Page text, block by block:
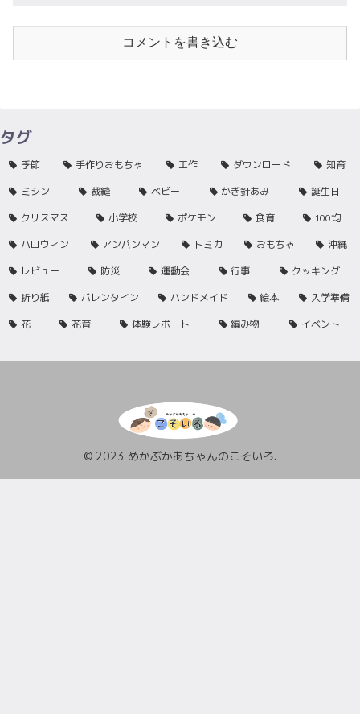
コメントを書き込む
タグ
季節 手作りおもちゃ 工作 ダウンロード
知育
ミシン
裁縫 ベビー かぎ針あみ
誕生日
クリスマス
小学校 ポケモン 食育
100均
ハロウィン
アンパンマン トミカ おもちゃ
沖縄
レビュー
防災 運動会 行事
クッキング
折り紙
バレンタイン ハンドメイド 絵本
入学準備
花
花育 体験レポート 編み物 イベント
© 2023 めかぶかあちゃんのこそいろ.